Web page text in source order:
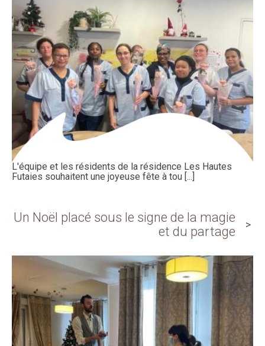
L'équipe et les résidents de la résidence Les Hautes
Futaies souhaitent une joyeuse fête à tou [...]
Un Noël placé sous le signe de la magie
et du partage